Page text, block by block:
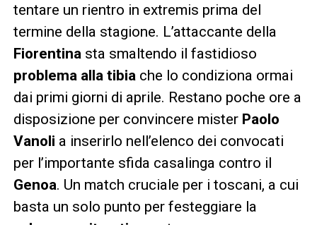
tentare un rientro in extremis prima del
termine della stagione. L’attaccante della
Fiorentina sta smaltendo il fastidioso
problema alla tibia che lo condiziona ormai
dai primi giorni di aprile. Restano poche ore a
disposizione per convincere mister Paolo
Vanoli a inserirlo nell’elenco dei convocati
per l’importante sfida casalinga contro il
Genoa. Un match cruciale per i toscani, a cui
basta un solo punto per festeggiare la